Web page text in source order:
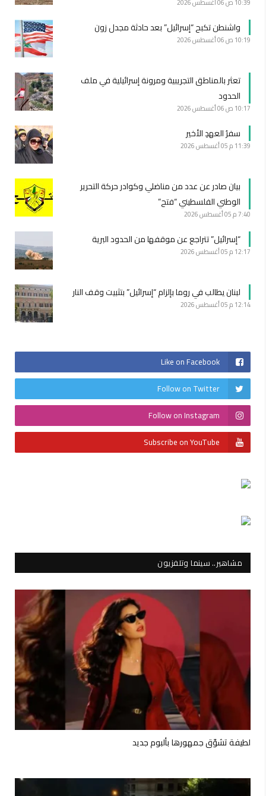
واشنطن تكبح “إسرائيل” بعد حادثة مجدل زون
10:19 ص 06 أغسطس 2026
تعثر بالمناطق التجريبية ومرونة إسرائيلية في ملف
الحدود
10:17 ص 06 أغسطس 2026
سفرُ العهدِ الأخير
11:39 م 05 أغسطس 2026
بيان صادر عن عدد من مناضلي وكوادر حركة التحرير
الوطني الفلسطيني “فتح”
7:40 م 05 أغسطس 2026
“إسرائيل” تتراجع عن موقفها من الحدود البرية
12:17 م 05 أغسطس 2026
لبنان يطالب في روما بإلزام “إسرائيل” بتثبيت وقف النار
12:14 م 05 أغسطس 2026
Like on Facebook
Follow on Twitter
Follow on Instagram
Subscribe on YouTube
مشاهير.. سينما وتلفزيون